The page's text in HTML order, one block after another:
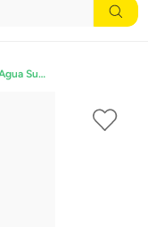
Nerf Lanzador de Agua Supersoaker Flip Fill